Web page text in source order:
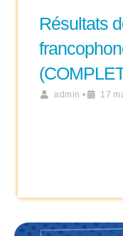
Résultats
admin • 17